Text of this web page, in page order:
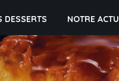
DESSERTS NOTRE ACTU